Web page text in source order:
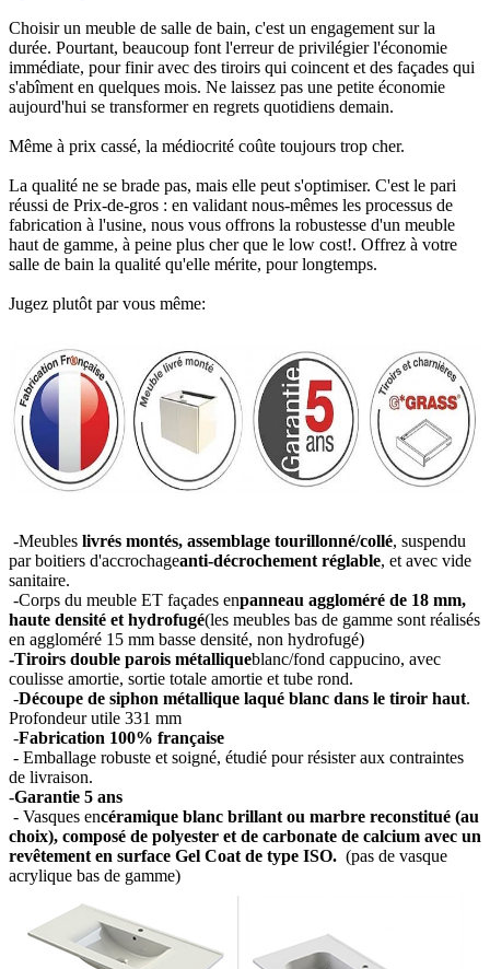
Choisir un meuble de salle de bain, c'est un engagement sur la
durée. Pourtant, beaucoup font l'erreur de privilégier l'économie
immédiate, pour finir avec des tiroirs qui coincent et des façades qui
s'abîment en quelques mois. Ne laissez pas une petite économie
aujourd'hui se transformer en regrets quotidiens demain.
Même à prix cassé, la médiocrité coûte toujours trop cher.
La qualité ne se brade pas, mais elle peut s'optimiser. C'est le pari
réussi de Prix-de-gros : en validant nous-mêmes les processus de
fabrication à l'usine, nous vous offrons la robustesse d'un meuble
haut de gamme, à peine plus cher que le low cost!. Offrez à votre
salle de bain la qualité qu'elle mérite, pour longtemps.
Jugez plutôt par vous même:
-Meubles livrés montés, assemblage tourillonné/collé, suspendu
par boitiers d'accrochageanti-décrochement réglable, et avec vide
sanitaire.
-Corps du meuble ET façades enpanneau aggloméré de 18 mm,
haute densité et hydrofugé(les meubles bas de gamme sont réalisés
en aggloméré 15 mm basse densité, non hydrofugé)
-Tiroirs double parois métalliqueblanc/fond cappucino, avec
coulisse amortie, sortie totale amortie et tube rond.
-Découpe de siphon métallique laqué blanc dans le tiroir haut.
Profondeur utile 331 mm
-Fabrication 100% française
- Emballage robuste et soigné, étudié pour résister aux contraintes
de livraison.
-Garantie 5 ans
- Vasques encéramique blanc brillant ou marbre reconstitué (au
choix), composé de polyester et de carbonate de calcium avec un
revêtement en surface Gel Coat de type ISO. (pas de vasque
acrylique bas de gamme)